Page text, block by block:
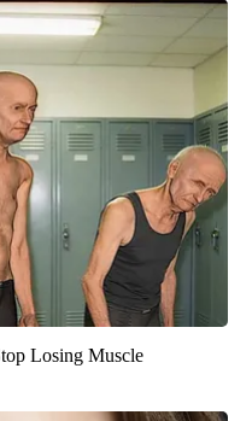
Losing Muscle